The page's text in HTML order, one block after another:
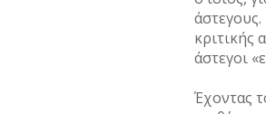
κριτικής
άστεγοι
Έχοντας